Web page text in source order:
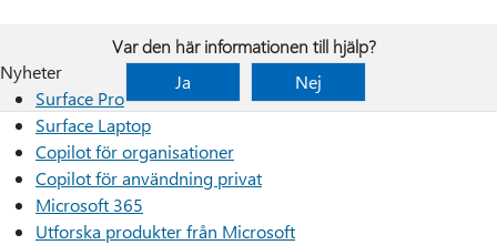
Var den här informationen till hjälp?
Ja
Nej
Nyheter
Surface Pro
Surface Laptop
Copilot för organisationer
Copilot för användning privat
Microsoft 365
Utforska produkter från Microsoft